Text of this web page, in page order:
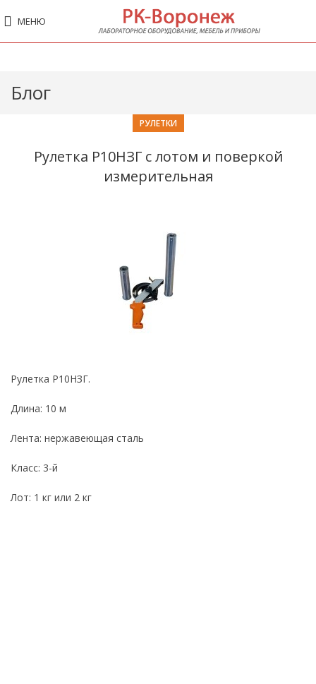
МЕНЮ
Блог
РУЛЕТКИ
Рулетка Р10НЗГ с лотом и поверкой
измерительная
Рулетка Р10НЗГ.
Длина: 10 м
Лента: нержавеющая сталь
Класс: 3-й
Лот: 1 кг или 2 кг